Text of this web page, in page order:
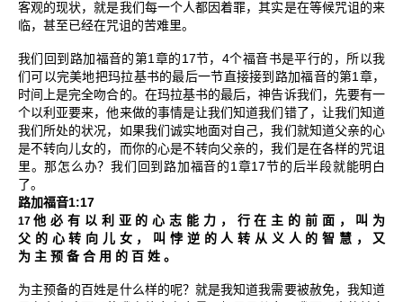
客观的现状，就是我们每一个人都因着罪，其实是在等候咒诅的来
临，甚至已经在咒诅的苦难里。
我们回到路加福音的第1 章的 17节， 4个福音书是平行的，所以我
们可以完美地把玛拉基书的最后一节直接接到路加福音的第1 章，
时间上是完全吻合的。在玛拉基书的最后，神告诉我们，先要有一
个以利亚要来，他来做的事情是让我们知道我们错了，让我们知道
我们所处的状况，如果我们诚实地面对自己，我们就知道父亲的心
是不转向儿女的，而你的心是不转向父亲的，我们是在各样的咒诅
里。那怎么办？我们回到路加福音的 1章17节的后半段就能明白
了。
路加福音1:17
17他 必 有 以 利 亚 的 心 志 能 力 ， 行 在 主 的 前 面 ， 叫 为
父 的 心 转 向 儿 女 ， 叫 悖 逆 的 人 转 从 义 人 的 智 慧 ，
又
为 主 预 备 合 用 的 百 姓 。
为主预备的百姓是什么样的呢？就是我知道我需要被赦免，我知道